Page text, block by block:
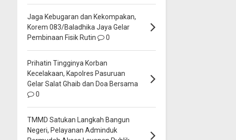
Jaga Kebugaran dan Kekompakan,
Korem 083/Baladhika Jaya Gelar
Pembinaan Fisik Rutin
0
Prihatin Tingginya Korban
Kecelakaan, Kapolres Pasuruan
Gelar Salat Ghaib dan Doa Bersama
0
TMMD Satukan Langkah Bangun
Negeri, Pelayanan Adminduk